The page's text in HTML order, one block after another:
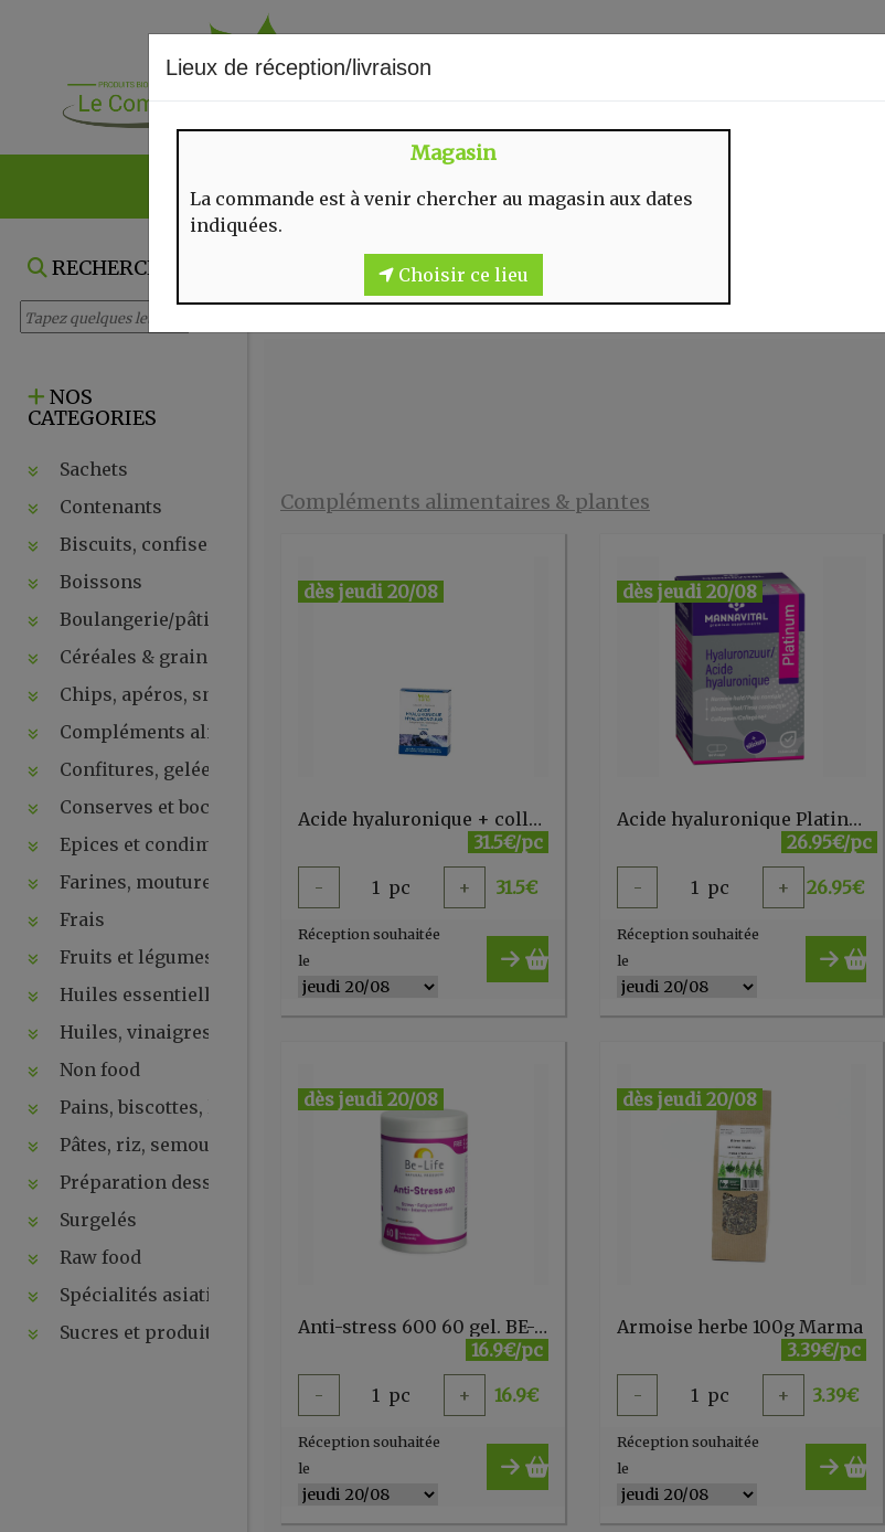
NOS VENTES DU MOMENT CONTACT
RECHERCHE
NOS
CATEGORIES
Sachets
Contenants
Biscuits, confiseries, chocolats, snacks
Boissons
Boulangerie/pâtisseries
Céréales & graines
Chips, apéros, snacks, crackers ...
Compléments alimentaires & plantes
Confitures, gelées, compotes, purées, pâtes à tartiner, ...
Conserves et bocaux
Epices et condiments
Farines, moutures et levures
Frais
Fruits et légumes secs
Huiles essentielles, hydrolats, ...
Huiles, vinaigres, sauces
Non food
Pains, biscottes, levures, ...
Pâtes, riz, semoules
Préparation desserts, ....
Surgelés
Raw food
Spécialités asiatiques
Sucres et produits de la ruche
Lieux de réception/livraison
Magasin
La commande est à venir chercher au magasin aux dates
indiquées.
Choisir ce lieu
COMPLÉMENTS ALIMENTAIRES & PLANTES
Compléments alimentaires & plantes
dès jeudi 20/08
Acide hyaluronique + collagne marin NUT 473/26 30 gél.
31.5€/pc
- 1 pc + 31.5€
Réception souhaitée
le
dès jeudi 20/08
Acide hyaluronique Platinum - 60 V-caps MannaVital
26.95€/pc
- 1 pc + 26.95€
Réception souhaitée
le
dès jeudi 20/08
Anti-stress 600 60 gel. BE-LIFE
16.9€/pc
- 1 pc + 16.9€
Réception souhaitée
le
dès jeudi 20/08
Armoise herbe 100g Marma
3.39€/pc
- 1 pc + 3.39€
Réception souhaitée
le